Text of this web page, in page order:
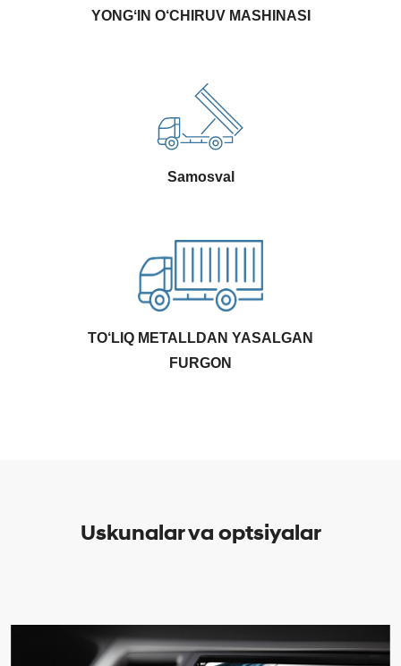
YONGʻIN O‘CHIRUV MASHINASI
Samosval
TO‘LIQ METALLDAN YASALGAN
FURGON
Uskunalar va optsiyalar